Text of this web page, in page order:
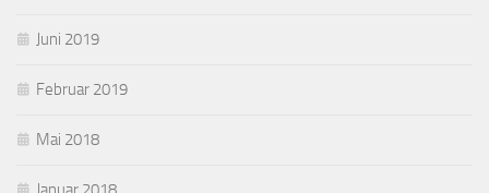
Juni 2019
Februar 2019
Mai 2018